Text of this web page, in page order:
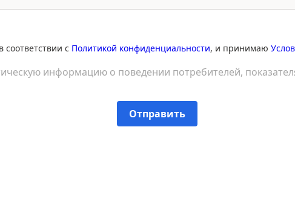
с Политикой конфиденциальности, и принимаю
информацию о поведении потребителей,
Отправить